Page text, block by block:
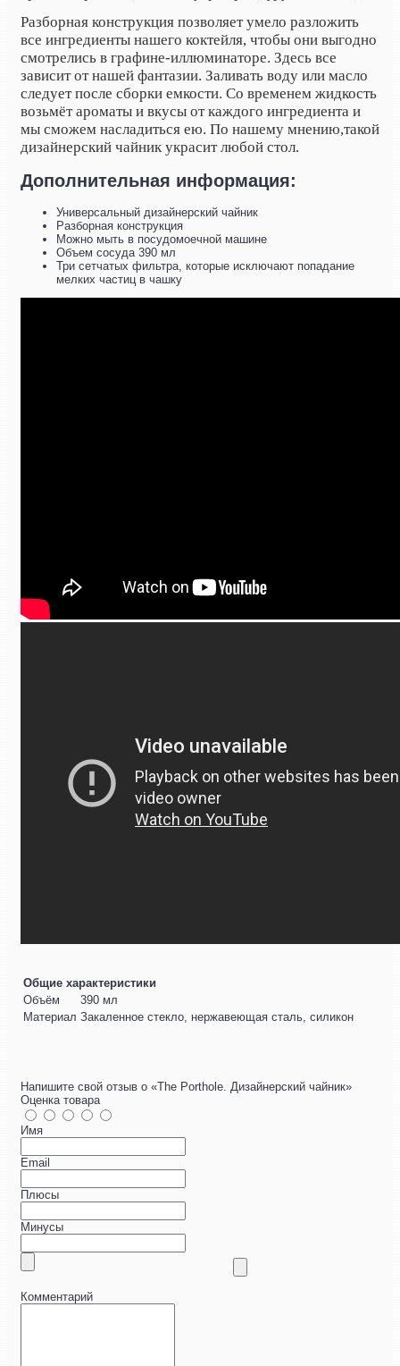
Разборная конструкция позволяет умело разложить
все ингредиенты нашего коктейля, чтобы они выгодно
смотрелись в графине-иллюминаторе. Здесь все
зависит от нашей фантазии. Заливать воду или масло
следует после сборки емкости. Со временем жидкость
возьмёт ароматы и вкусы от каждого ингредиента и
мы сможем насладиться ею. По нашему мнению,такой
дизайнерский чайник украсит любой стол.
Дополнительная информация:
Универсальный дизайнерский чайник
Разборная конструкция
Можно мыть в посудомоечной машине
Объем сосуда 390 мл
Три сетчатых фильтра, которые исключают попадание
мелких частиц в чашку
Общие характеристики
Объём
390 мл
Материал Закаленное стекло, нержавеющая сталь, силикон
Напишите свой отзыв о «The Porthole. Дизайнерский чайник»
Оценка товара
Имя
Email
Плюсы
Минусы
Комментарий